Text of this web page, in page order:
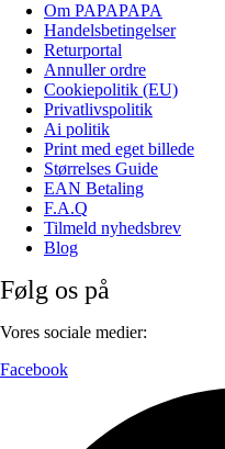
Om PAPAPAPA
Handelsbetingelser
Returportal
Annuller ordre
Cookiepolitik (EU)
Privatlivspolitik
Ai politik
Print med eget billede
Størrelses Guide
EAN Betaling
F.A.Q
Tilmeld nyhedsbrev
Blog
Følg os på
Vores sociale medier:
Facebook